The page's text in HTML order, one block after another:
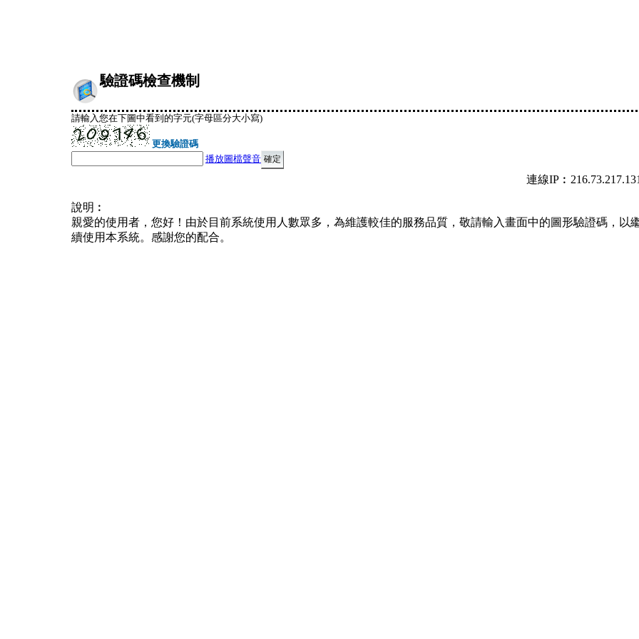
驗證碼檢查機制
請輸入您在下圖中看到的字元(字母區分大小寫)
更換驗證碼
播放圖檔聲音
連線
說明︰
親愛的使用者，您好！由於目前系統使用人數眾多，為維護較佳的服務品質，敬請輸入畫面中的圖形驗證碼，以
續使用本系統。感謝您的配合。